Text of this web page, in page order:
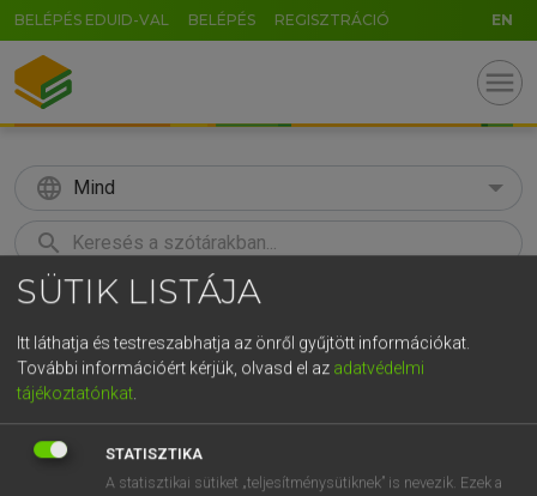
BELÉPÉS EDUID-VAL BELÉPÉS REGISZTRÁCIÓ EN
menu
language Mind
search
KERESÉS
Európai uniós terminológiai szótár
SÜTIK LISTÁJA
Itt láthatja és testreszabhatja az önről gyűjtött információkat.
További információért kérjük, olvasd el az adatvédelmi
tájékoztatónkat.
STATISZTIKA
A statisztikai sütiket „teljesítménysütiknek” is nevezik. Ezek a
GR
t z u i o p
g h j k l é á ű Ω
n m , . AltGr